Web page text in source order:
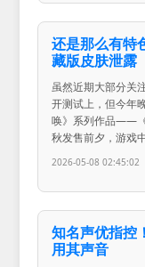
还是那么有特
藏版皮肤泄露
虽然近期大部分关
开测试上，但今年
唤》系列作品——
秋发售前夕，游戏
2026-05-08 02:45:02
知名声优指控
用其声音